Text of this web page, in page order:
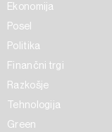
Ekonomija
Posel
Politika
Finančni trgi
Razkošje
Tehnologija
Green